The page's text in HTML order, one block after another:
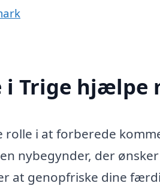
i Trige hjælpe
rolle i at forberede
nybegynder, der
at genopfriske dine